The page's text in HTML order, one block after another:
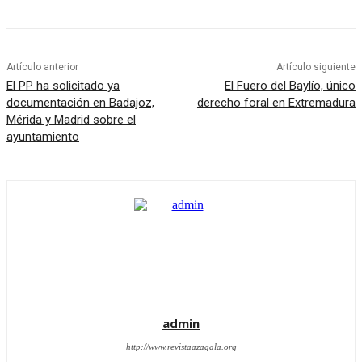
Artículo anterior
El PP ha solicitado ya
documentación en Badajoz,
Mérida y Madrid sobre el
ayuntamiento
Artículo siguiente
El Fuero del Baylío, único
derecho foral en Extremadura
admin
http://www.revistaazagala.org